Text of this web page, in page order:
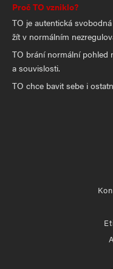
Proč TO vzniklo?
TO je autentická
žít v normálním
TO brání normální pohled
a souvislosti.
TO chce bavit sebe i